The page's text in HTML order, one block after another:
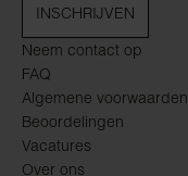
Neem contact op
FAQ
Algemene voorwaarden
Beoordelingen
Vacatures
Over ons
INSCHRIJVEN